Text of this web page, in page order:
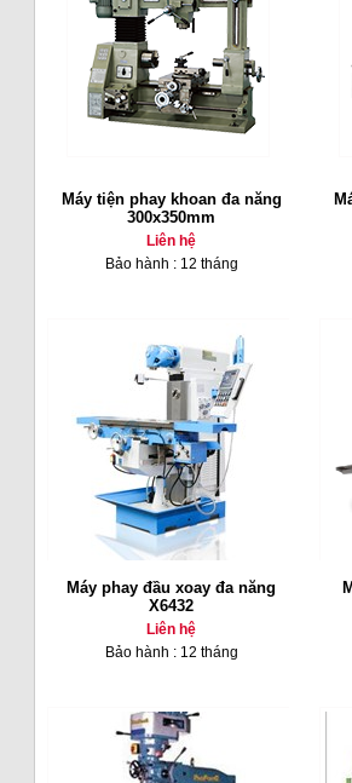
Máy tiện phay khoan đa năng
300x350mm
Liên hệ
Bảo hành : 12 tháng
Máy phay đầu xoay đa năng
X6432
Liên hệ
Bảo hành : 12 tháng